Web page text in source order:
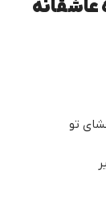
عاشقانه
تو